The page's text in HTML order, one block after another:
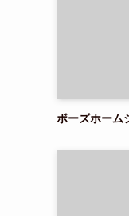
ボーズホーム